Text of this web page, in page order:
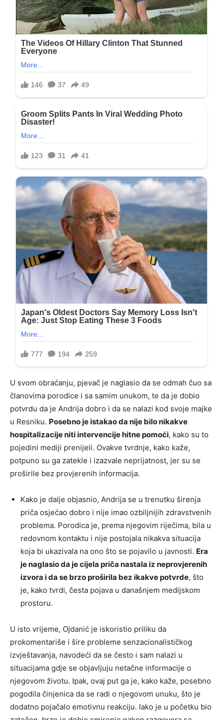
U svom obraćanju, pjevač je naglasio da se odmah čuo sa
članovima porodice i sa samim unukom, te da je dobio
potvrdu da je Andrija dobro i da se nalazi kod svoje majke
u Resniku. Posebno je istakao da nije bilo nikakve
hospitalizacije niti intervencije hitne pomoći, kako su to
pojedini mediji prenijeli. Ovakve tvrdnje, kako kaže,
potpuno su ga zatekle i izazvale neprijatnost, jer su se
proširile bez provjerenih informacija.
Kako je dalje objasnio, Andrija se u trenutku širenja
priča osjećao dobro i nije imao ozbiljnijih zdravstvenih
problema. Porodica je, prema njegovim riječima, bila u
redovnom kontaktu i nije postojala nikakva situacija
koja bi ukazivala na ono što se pojavilo u javnosti. Era
je naglasio da je cijela priča nastala iz neprovjerenih
izvora i da se brzo proširila bez ikakve potvrde, što
je, kako tvrdi, česta pojava u današnjem medijskom
prostoru.
U isto vrijeme, Ojdanić je iskoristio priliku da
prokomentariše i šire probleme senzacionalističkog
izvještavanja, navodeći da se često i sam nalazi u
situacijama gdje se objavljuju netačne informacije o
njegovom životu. Ipak, ovaj put ga je, kako kaže, posebno
pogodila činjenica da se radi o njegovom unuku, što je
dodatno pojačalo emotivnu reakciju. Iako je u početku bio